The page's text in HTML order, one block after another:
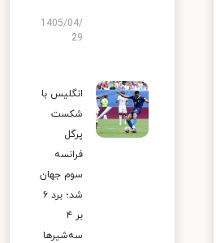
1405/04/
29
انگلیس با
شکست
پرگل
فرانسه
سوم جهان
شد؛ برد ۶
بر ۴
سه‌شیرها